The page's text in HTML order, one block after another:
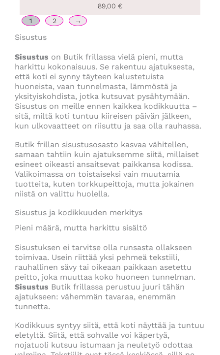
89,00 €
1
2 →
Sisustus
Sisustus on Butik frillassa vielä pieni, mutta
harkittu kokonaisuus. Se rakentuu ajatuksesta,
että koti ei synny täyteen kalustetuista
huoneista, vaan tunnelmasta, lämmöstä ja
yksityiskohdista, jotka kutsuvat pysähtymään.
Sisustus on meille ennen kaikkea kodikkuutta –
sitä, miltä koti tuntuu kiireisen päivän jälkeen,
kun ulkovaatteet on riisuttu ja saa olla rauhassa.
Butik frillan sisustusosasto kasvaa vähitellen,
samaan tahtiin kuin ajatuksemme siitä, millaiset
esineet oikeasti ansaitsevat paikkansa kodissa.
Valikoimassa on toistaiseksi vain muutamia
tuotteita, kuten torkkupeittoja, mutta jokainen
niistä on valittu huolella.
Sisustus ja kodikkuuden merkitys
Pieni määrä, mutta harkittu sisältö
Sisustuksen ei tarvitse olla runsasta ollakseen
toimivaa. Usein riittää yksi pehmeä tekstiili,
rauhallinen sävy tai oikeaan paikkaan asetettu
peitto, joka muuttaa koko huoneen tunnelman.
Sisustus Butik frillassa perustuu juuri tähän
ajatukseen: vähemmän tavaraa, enemmän
tunnetta.
Kodikkuus syntyy siitä, että koti näyttää ja tuntuu
eletyltä. Siitä, että sohvalle voi käpertyä,
nojatuoli kutsuu istumaan ja neuletyö odottaa